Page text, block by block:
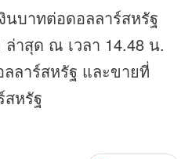
นบาทต่อดอลลาร์สหรัฐ
าสุด ณ เวลา 14.48 น.
ลาร์สหรัฐ และขายที่
สหรัฐ